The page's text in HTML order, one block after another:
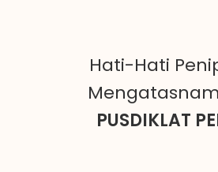
Hati-Hati
PUSDIKLAT